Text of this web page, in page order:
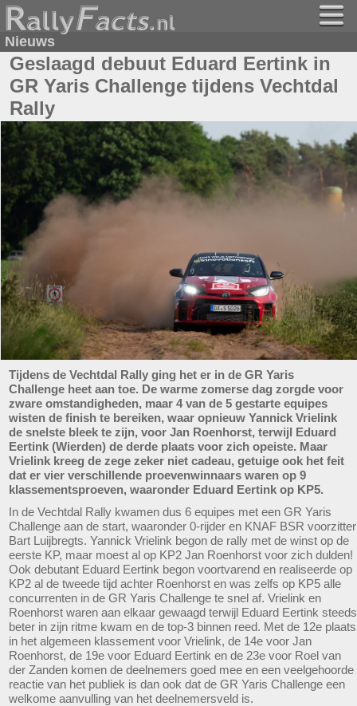
Nieuws
Geslaagd debuut Eduard Eertink in
GR Yaris Challenge tijdens Vechtdal
Rally
Tijdens de Vechtdal Rally ging het er in de GR Yaris
Challenge heet aan toe. De warme zomerse dag zorgde voor
zware omstandigheden, maar 4 van de 5 gestarte equipes
wisten de finish te bereiken, waar opnieuw Yannick Vrielink
de snelste bleek te zijn, voor Jan Roenhorst, terwijl Eduard
Eertink (Wierden) de derde plaats voor zich opeiste. Maar
Vrielink kreeg de zege zeker niet cadeau, getuige ook het feit
dat er vier verschillende proevenwinnaars waren op 9
klassementsproeven, waaronder Eduard Eertink op KP5.
In de Vechtdal Rally kwamen dus 6 equipes met een GR Yaris
Challenge aan de start, waaronder 0-rijder en KNAF BSR voorzitter
Bart Luijbregts. Yannick Vrielink begon de rally met de winst op de
eerste KP, maar moest al op KP2 Jan Roenhorst voor zich dulden!
Ook debutant Eduard Eertink begon voortvarend en realiseerde op
KP2 al de tweede tijd achter Roenhorst en was zelfs op KP5 alle
concurrenten in de GR Yaris Challenge te snel af. Vrielink en
Roenhorst waren aan elkaar gewaagd terwijl Eduard Eertink steeds
beter in zijn ritme kwam en de top-3 binnen reed. Met de 12e plaats
in het algemeen klassement voor Vrielink, de 14e voor Jan
Roenhorst, de 19e voor Eduard Eertink en de 23e voor Roel van
der Zanden komen de deelnemers goed mee en een veelgehoorde
reactie van het publiek is dan ook dat de GR Yaris Challenge een
welkome aanvulling van het deelnemersveld is.